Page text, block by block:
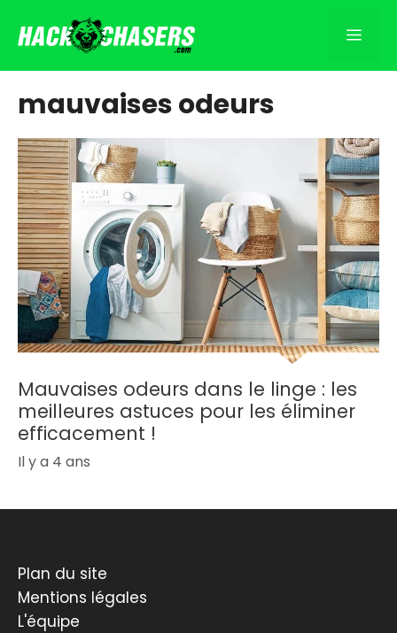
au
mauvaises odeurs
Mauvaises odeurs dans le linge : les
meilleures astuces pour les éliminer
efficacement !
Il y a 4 ans
Plan du site
Mentions légales
L'équipe